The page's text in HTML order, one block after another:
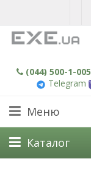
(044) 500-1-005
Telegram
Меню
Каталог